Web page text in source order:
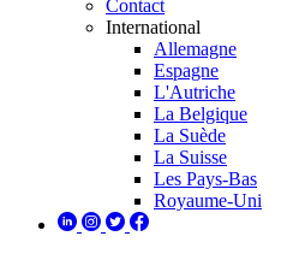
Contact
International
Allemagne
Espagne
L'Autriche
La Belgique
La Suède
La Suisse
Les Pays-Bas
Royaume-Uni